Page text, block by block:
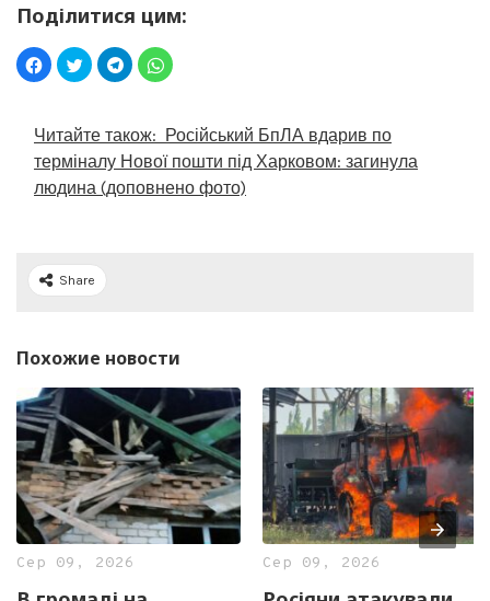
Поділитися цим:
Читайте також: Російський БпЛА вдарив по
терміналу Нової пошти під Харковом: загинула
людина (доповнено фото)
Share
Похожие новости
Сер 09, 2026 Сер 09, 2026